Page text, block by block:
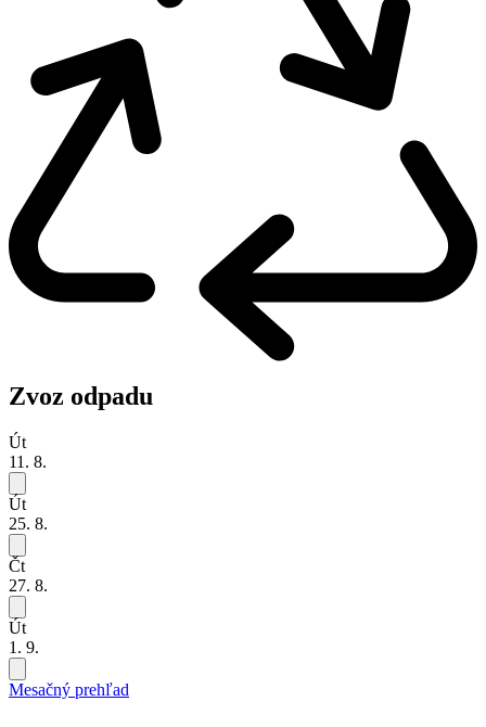
Zvoz odpadu
Út
11. 8.
Út
25. 8.
Čt
27. 8.
Út
1. 9.
Mesačný prehľad